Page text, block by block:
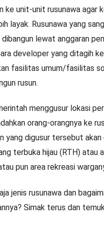
ke unit-unit rusunawa agar
layak. Rusunawa yang
lewat anggaran
developer yang ditagih
fasilitas umum/fasilitas
rusun.
menggusur lokasi
orang-orangnya ke
yang digusur tersebut akan
terbuka hijau (RTH) atau
pun area rekreasi
jenis rusunawa dan
Simak terus dan